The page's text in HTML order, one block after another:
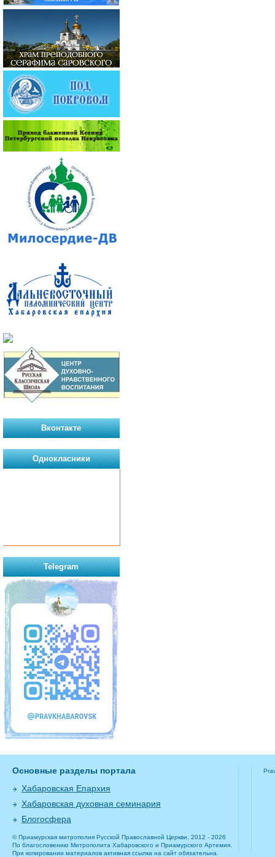
Вконтакте
Однокласники
Telegram
Основные разделы портала
Хабаровская Епархия
Хабаровская духовная семинария
Блогосфера
© Приамурская митрополия Русской Православной Церкви, 2012 - 2026
По благословению Митрополита Хабаровского и Приамурского Артемия.
При копировании материалов активная ссылка на сайт обязательна.